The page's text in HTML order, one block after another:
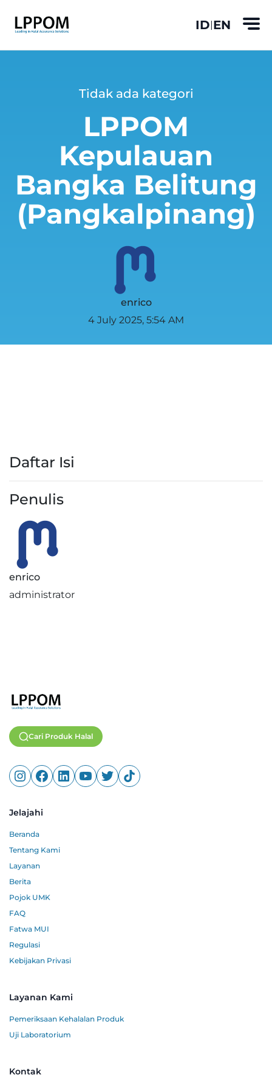
ID|EN
Tidak ada kategori
LPPOM
Kepulauan
Bangka Belitung
(Pangkalpinang)
enrico
4 July 2025, 5:54 AM
Daftar Isi
Penulis
enrico
administrator
Cari Produk Halal
Jelajahi
Beranda
Tentang Kami
Layanan
Berita
Pojok UMK
FAQ
Fatwa MUI
Regulasi
Kebijakan Privasi
Layanan Kami
Pemeriksaan Kehalalan Produk
Uji Laboratorium
Kontak